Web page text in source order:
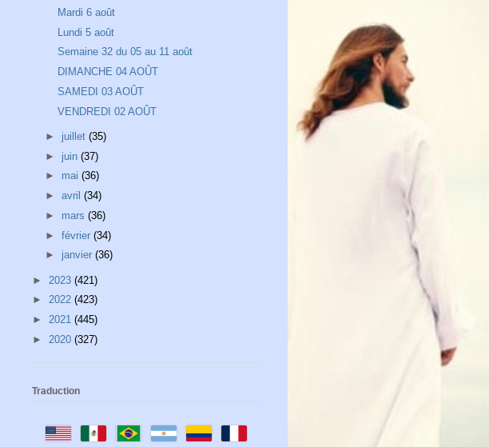
Mardi 6 août
Lundi 5 août
Semaine 32 du 05 au 11 août
DIMANCHE 04 AOÛT
SAMEDI 03 AOÛT
VENDREDI 02 AOÛT
► juillet (35)
► juin (37)
► mai (36)
► avril (34)
► mars (36)
► février (34)
► janvier (36)
► 2023 (421)
► 2022 (423)
► 2021 (445)
► 2020 (327)
Traduction